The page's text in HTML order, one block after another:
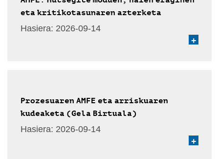
eta kritikotasunaren azterketa
Hasiera: 2026-09-14
+
Prozesuaren AMFE eta arriskuaren
kudeaketa (Gela Birtuala)
Hasiera: 2026-09-14
+